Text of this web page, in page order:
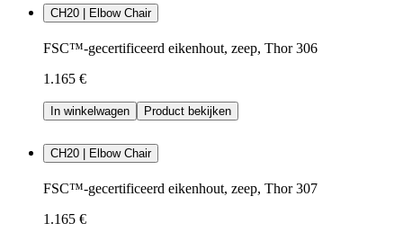
CH20 | Elbow Chair
FSC™-gecertificeerd eikenhout, zeep, Thor 306
1.165 €
In winkelwagen Product bekijken
CH20 | Elbow Chair
FSC™-gecertificeerd eikenhout, zeep, Thor 307
1.165 €